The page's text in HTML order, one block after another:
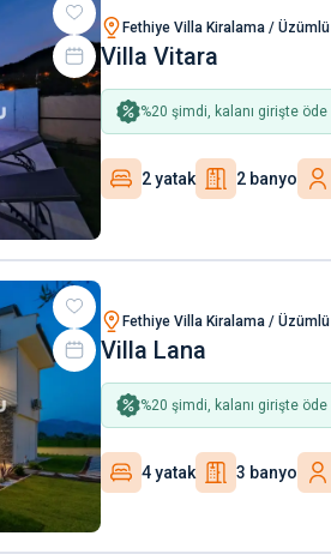
Fethiye Villa Kiralama / Üzümlü
Villa Vitara
%20 şimdi, kalanı girişte öde
2 yatak 2 banyo
Fethiye Villa Kiralama / Üzümlü
Villa Lana
%20 şimdi, kalanı girişte öde
4 yatak 3 banyo